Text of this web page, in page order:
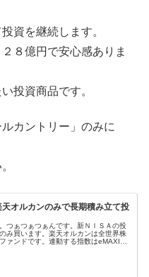
資を継続します。
８億円で安心感ありま
投資商品です。
カントリー」のみに
オルカンのみで長期積み立て投
つぁつぁつぁんです。新ＮＩＳＡの投
み買います。楽天オルカンは全世界株
ァンドです。連動する指数はeMAXIS